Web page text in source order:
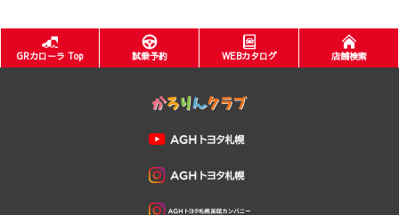
GRカローラ Top 試乗予約 WEBカタログ 店舗検索